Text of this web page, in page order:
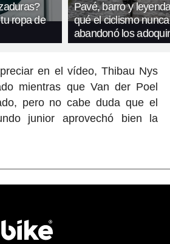
ropa de
Pavé, barro y
qué el ciclismo nunca
abandonó los
en el vídeo, Thibau Nys
mientras que Van der Poel
pero no cabe duda que el
junior aprovechó bien la